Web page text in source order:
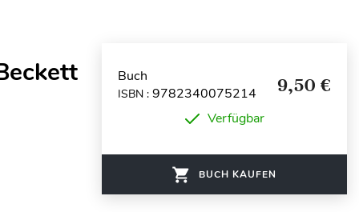
Buch
ISBN : 9782340075214 9,50 €
Verfügbar
BUCH KAUFEN